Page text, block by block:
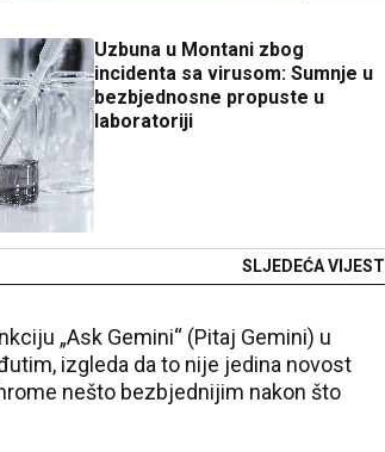
Uzbuna u Montani zbog
incidenta sa virusom: Sumnje u
bezbjednosne propuste u
laboratoriji
SLJEDEĆA VIJEST
„Ask Gemini“ (Pitaj Gemini) u
izgleda da to nije jedina novost
nešto bezbjednijim nakon što